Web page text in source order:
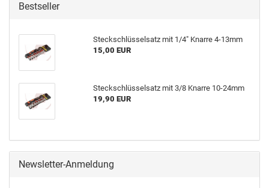
Bestseller
Steckschlüsselsatz mit 1/4" Knarre 4-13mm
15,00 EUR
Steckschlüsselsatz mit 3/8 Knarre 10-24mm
19,90 EUR
Newsletter-Anmeldung